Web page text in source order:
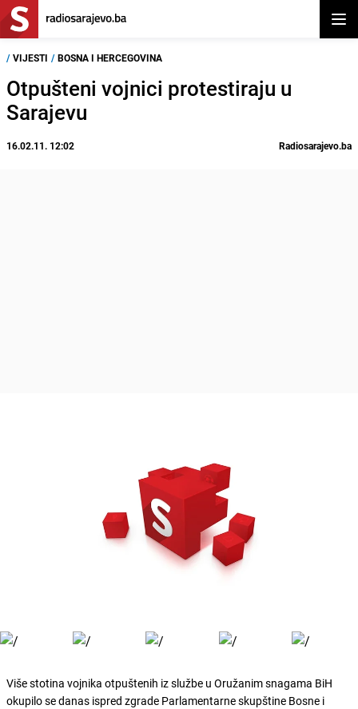
/ VIJESTI / BOSNA I HERCEGOVINA
Otpušteni vojnici protestiraju u
Sarajevu
16.02.11. 12:02 Radiosarajevo.ba
Više stotina vojnika otpuštenih iz službe u Oružanim snagama BiH
okupilo se danas ispred zgrade Parlamentarne skupštine Bosne i